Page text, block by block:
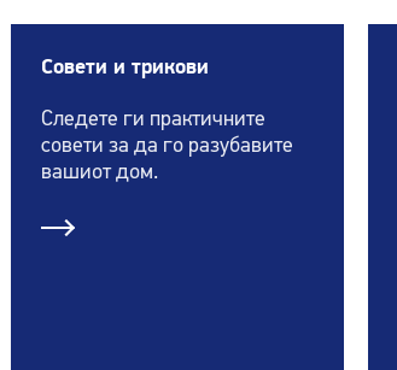
Совети и трикови
Следете ги практичните
совети за да го разубавите
вашиот дом.